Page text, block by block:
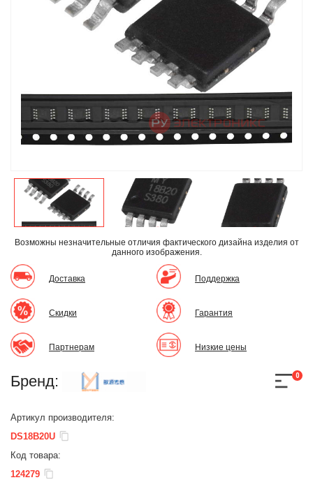
Возможны незначительные отличия фактического дизайна изделия от
данного изображения.
Доставка
Скидки
Партнерам
Поддержка
Гарантия
Низкие цены
Бренд: 0
Артикул производителя:
DS18B20U
Код товара:
124279